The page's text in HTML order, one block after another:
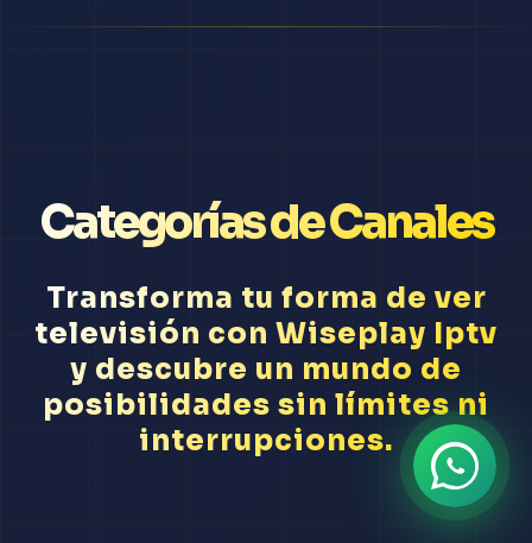
Categorías de Canales
Transforma tu forma de ver
televisión con Wiseplay Iptv
y descubre un mundo de
posibilidades sin límites ni
interrupciones.